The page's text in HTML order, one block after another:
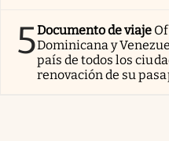
5Documento de viaje
Dominicana y
país de todos los
renovación de su